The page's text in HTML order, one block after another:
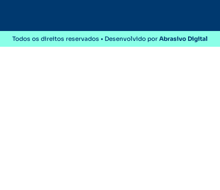
Todos os direitos reservados • Desenvolvido por Abrasivo Digital